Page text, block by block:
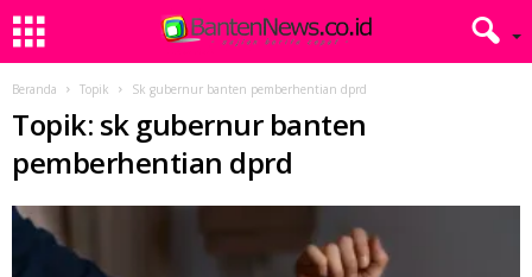
Beranda Topik Sk gubernur banten pemberhentian dprd
Topik: sk gubernur banten
pemberhentian dprd